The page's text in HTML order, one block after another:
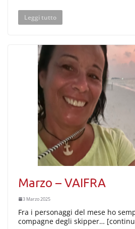
Leggi tutto
Marzo – VAIFRA
3 Marzo 2025
Fra i personaggi del mese ho
compagne degli skipper…